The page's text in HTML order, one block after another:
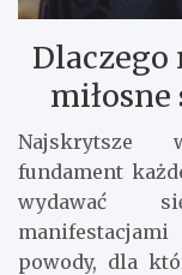
miłosne
Najskrytsze
fundament
wydawać
powody, dla